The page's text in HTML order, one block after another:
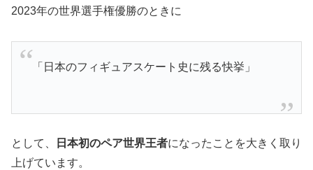
2023年の世界選手権優勝のときに
「日本のフィギュアスケート史に残る快挙」
として、 日本初のペア世界王者になったことを大きく取り
上げています。